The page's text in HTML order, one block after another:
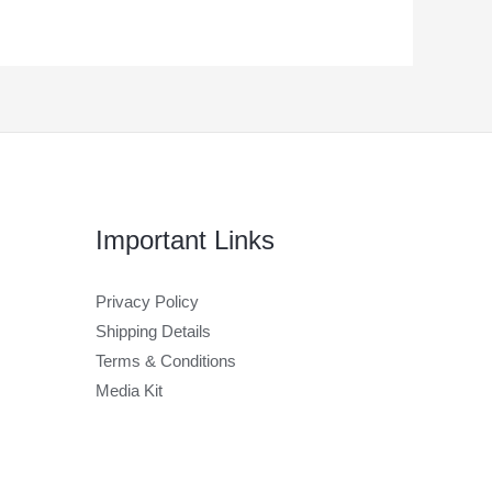
Important Links
Privacy Policy
Shipping Details
Terms & Conditions
Media Kit